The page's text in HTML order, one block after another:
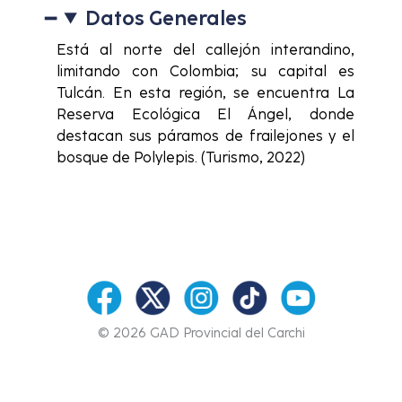
Datos Generales
Está al norte del callejón interandino,
limitando con Colombia; su capital es
Tulcán. En esta región, se encuentra La
Reserva Ecológica El Ángel, donde
destacan sus páramos de frailejones y el
bosque de Polylepis. (Turismo, 2022)
© 2026 GAD Provincial del Carchi